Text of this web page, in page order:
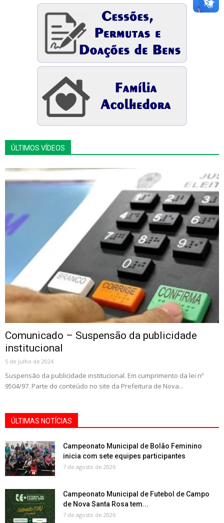
ÚLTIMOS VÍDEOS
Comunicado – Suspensão da publicidade
institucional
5 de julho de 2024
Suspensão da publicidade institucional. Em cumprimento da lei nº
9504/97. Parte do conteúdo no site da Prefeitura de Nova...
ÚLTIMAS NOTÍCIAS
Campeonato Municipal de Bolão Feminino
inicia com sete equipes participantes
7 de agosto de 2026
Campeonato Municipal de Futebol de Campo
de Nova Santa Rosa tem...
7 de agosto de 2026